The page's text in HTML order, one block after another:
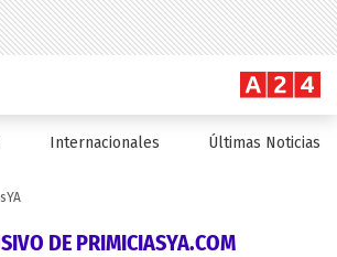
Internacionales Últimas Noticias
DE PRIMICIASYA.COM